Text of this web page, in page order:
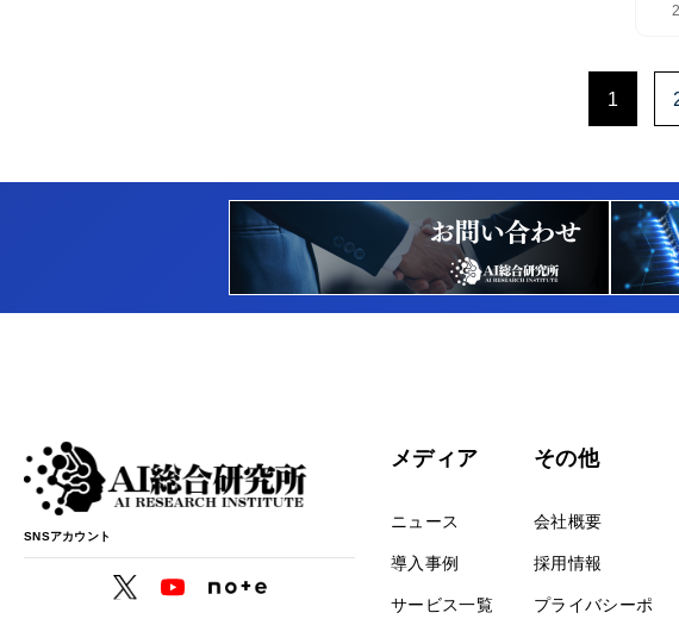
1
SNSアカウント
メディア
ニュース
導入事例
サービス一覧
その他
会社概要
採用情報
プライバシーポ